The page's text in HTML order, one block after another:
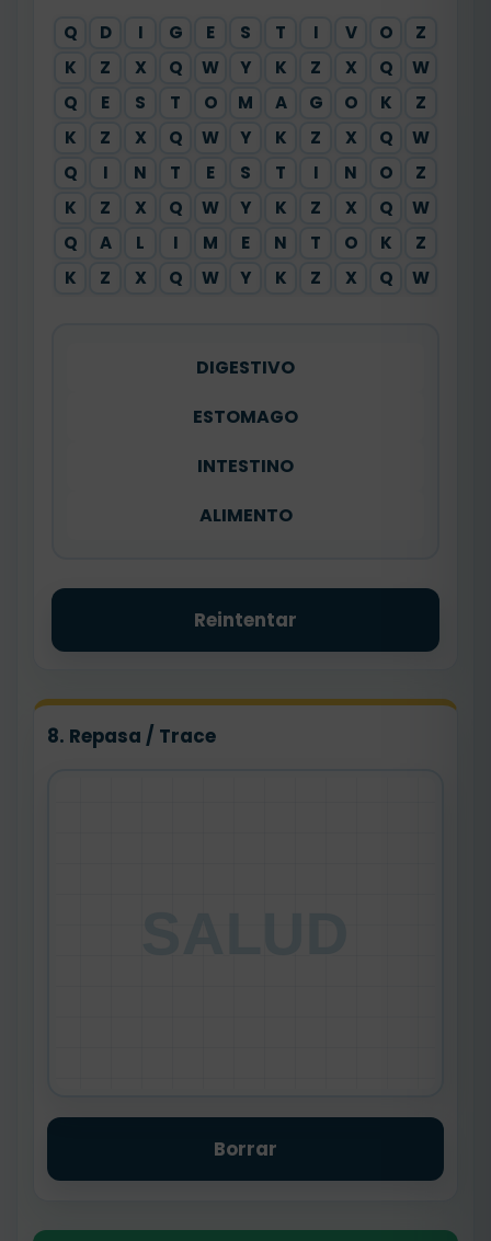
Q D I G E S T I V O
Z
K
Z X Q W Y K Z X Q
W
Q
E S T O M A G O K
Z
K
Z X Q W Y K Z X Q
W
Q
I N T E S T I N O
Z
K
Z X Q W Y K Z X Q
W
Q
A L I M E N T O K
Z
K
Z X Q W Y K Z X Q W
DIGESTIVO
ESTOMAGO
INTESTINO
ALIMENTO
Reintentar
8. Repasa / Trace
Borrar